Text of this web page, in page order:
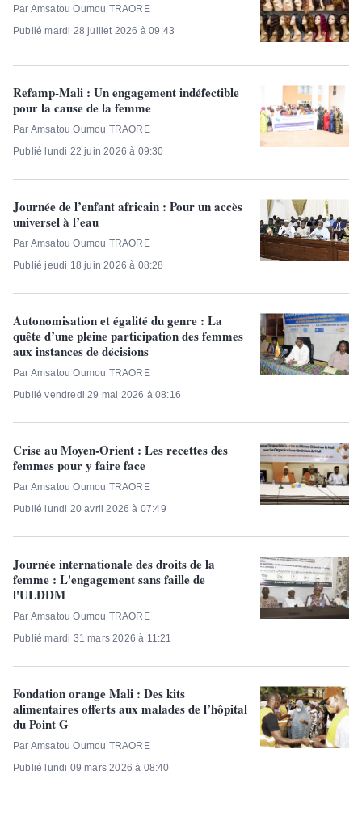
Par Amsatou Oumou TRAORE
Publié mardi 28 juillet 2026 à 09:43
Refamp-Mali : Un engagement indéfectible
pour la cause de la femme
Par Amsatou Oumou TRAORE
Publié lundi 22 juin 2026 à 09:30
Journée de l’enfant africain : Pour un accès
universel à l’eau
Par Amsatou Oumou TRAORE
Publié jeudi 18 juin 2026 à 08:28
Autonomisation et égalité du genre : La
quête d’une pleine participation des femmes
aux instances de décisions
Par Amsatou Oumou TRAORE
Publié vendredi 29 mai 2026 à 08:16
Crise au Moyen-Orient : Les recettes des
femmes pour y faire face
Par Amsatou Oumou TRAORE
Publié lundi 20 avril 2026 à 07:49
Journée internationale des droits de la
femme : L'engagement sans faille de
l'ULDDM
Par Amsatou Oumou TRAORE
Publié mardi 31 mars 2026 à 11:21
Fondation orange Mali : Des kits
alimentaires offerts aux malades de l’hôpital
du Point G
Par Amsatou Oumou TRAORE
Publié lundi 09 mars 2026 à 08:40